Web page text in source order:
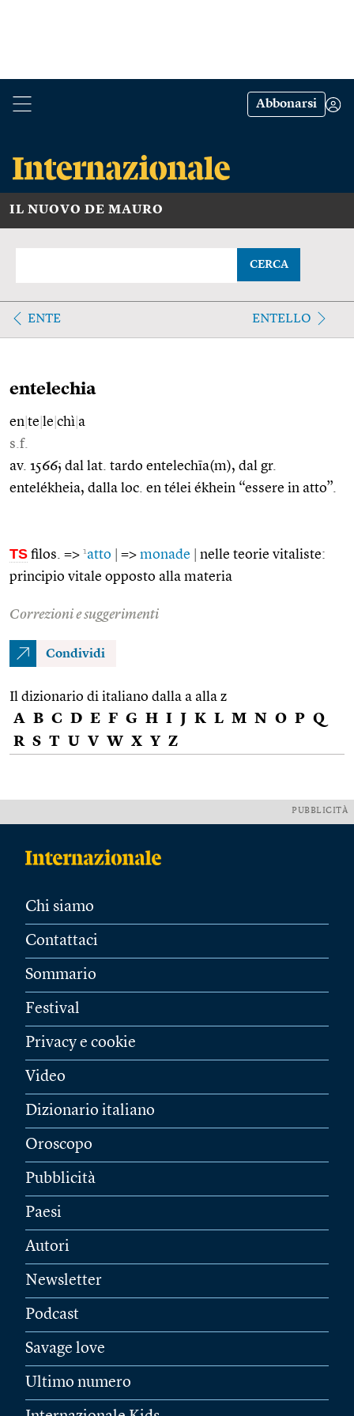
Abbonarsi
IL NUOVO DE MAURO
CERCA
ENTE ENTELLO
entelechia
en te le chì a
s.f.
av. 1566; dal lat. tardo entelechīa(m), dal gr.
entelékheia, dalla loc. en télei ékhein “essere in atto”.
TS filos. => 1atto => monade
nelle teorie vitaliste:
principio vitale opposto alla materia
Correzioni e suggerimenti
Condividi
Il dizionario di italiano dalla a alla z
A B C D E F G H I J K L M N O P Q
R S T U V W X Y Z
PUBBLICITÀ
Chi siamo
Contattaci
Sommario
Festival
Privacy e cookie
Video
Dizionario italiano
Oroscopo
Pubblicità
Paesi
Autori
Newsletter
Podcast
Savage love
Ultimo numero